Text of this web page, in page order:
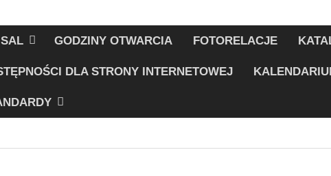
GODZINY OTWARCIA FOTORELACJE
DLA STRONY INTERNETOWEJ